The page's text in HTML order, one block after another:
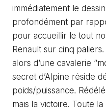
immédiatement le
profondément par
pour accueillir le tout
Renault sur cinq
alors d’une cavalerie
secret d’Alpine réside
poids/puissance.
mais la victoire. Toute